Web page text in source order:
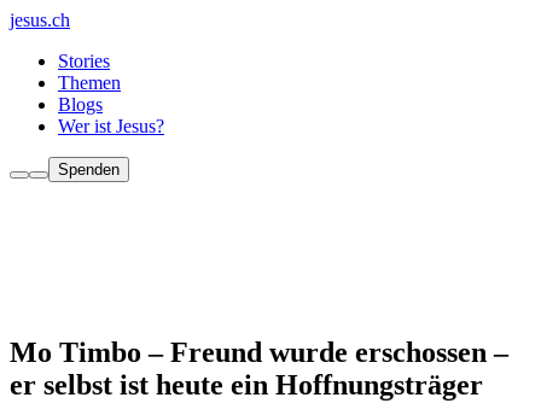
jesus.ch
Stories
Themen
Blogs
Wer ist Jesus?
Spenden
Mo Timbo – Freund wurde erschossen –
er selbst ist heute ein Hoffnungsträger